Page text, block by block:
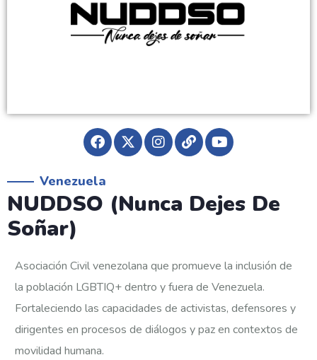
Venezuela
NUDDSO (Nunca Dejes De
Soñar)
Asociación Civil venezolana que promueve la inclusión de
la población LGBTIQ+ dentro y fuera de Venezuela.
Fortaleciendo las capacidades de activistas, defensores y
dirigentes en procesos de diálogos y paz en contextos de
movilidad humana.